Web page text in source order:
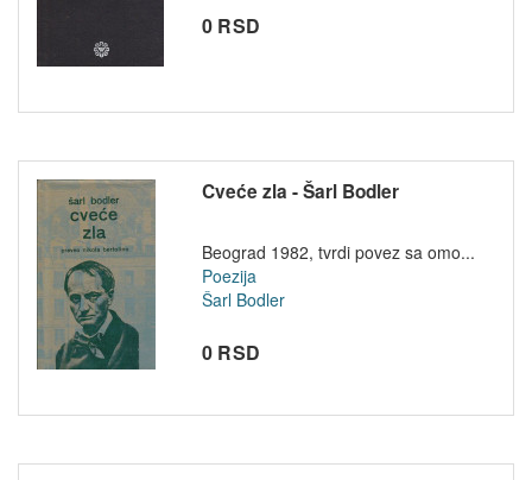
0 RSD
Cveće zla - Šarl Bodler
Beograd 1982, tvrdi povez sa omo...
Poezija
Šarl Bodler
0 RSD